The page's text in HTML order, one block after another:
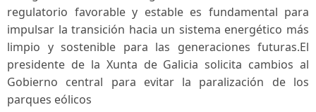
regulatorio​ favorable y estable es fundamental para
impulsar la transición hacia un sistema energético más
limpio y sostenible para las ‍generaciones⁤ futuras.El
presidente de la Xunta de Galicia solicita cambios al
Gobierno central para evitar la paralización de los
parques⁤ eólicos